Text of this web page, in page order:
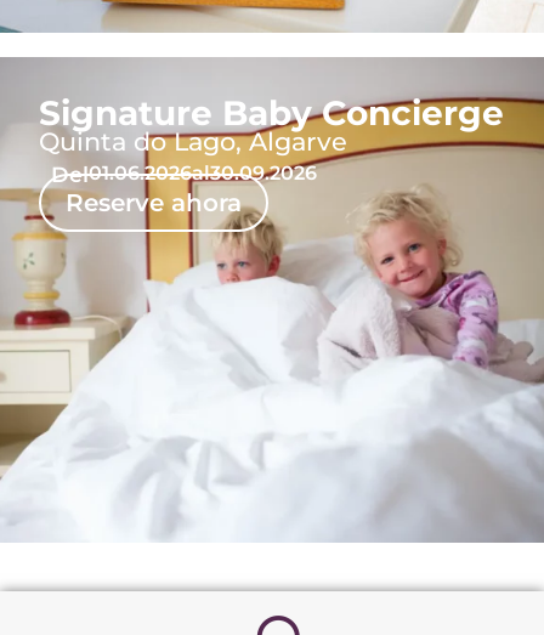
Signature Baby Concierge
Quinta do Lago, Algarve
Reserve ahora
Del01.06.2026al30.09.2026